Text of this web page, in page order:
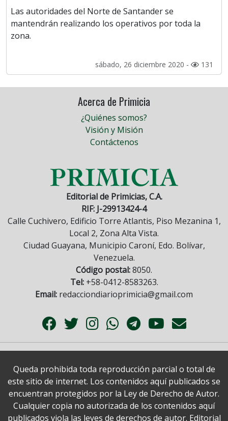
Las autoridades del Norte de Santander se
mantendrán realizando los operativos por toda la
zona.
sábado, 26 diciembre 2020 - 131
Acerca de Primicia
¿Quiénes somos?
Visión y Misión
Contáctenos
Editorial de Primicias, C.A.
RIF: J-29913424-4
Calle Cuchivero, Edificio Torre Atlantis, Piso Mezanina 1,
Local 2, Zona Alta Vista.
Ciudad Guayana, Municipio Caroní, Edo. Bolívar,
Venezuela.
Código postal:8050.
Tel:+58-0412-8583263.
Email: redacciondiarioprimicia@gmail.com
Queda prohibida toda reproducción parcial o total de
este sitio de internet. Los contenidos aquí publicados se
encuentran protegidos por la Ley de Derecho de Autor.
Cualquier copia no autorizada de los contenidos aquí
publicados viola las leyes de derechos de autor. Editorial